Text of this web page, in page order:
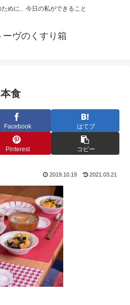
めに、今日の私ができること
ーヴのくすり箱
食
Facebook はてブ
Pinterest コピー
2019.10.19 2021.03.21